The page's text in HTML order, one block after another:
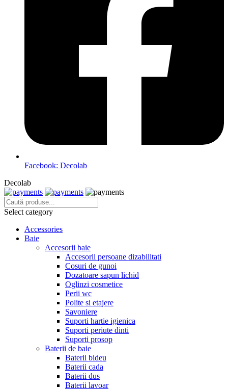
Facebook: Decolab
Decolab
Select category
Accessories
Baie
Accesorii baie
Accesorii persoane dizabilitati
Cosuri de gunoi
Dozatoare sapun lichid
Oglinzi cosmetice
Perii wc
Polite si etajere
Savoniere
Suporti hartie igienica
Suporti periute dinti
Suporti prosop
Baterii de baie
Baterii bideu
Baterii cada
Baterii dus
Baterii lavoar